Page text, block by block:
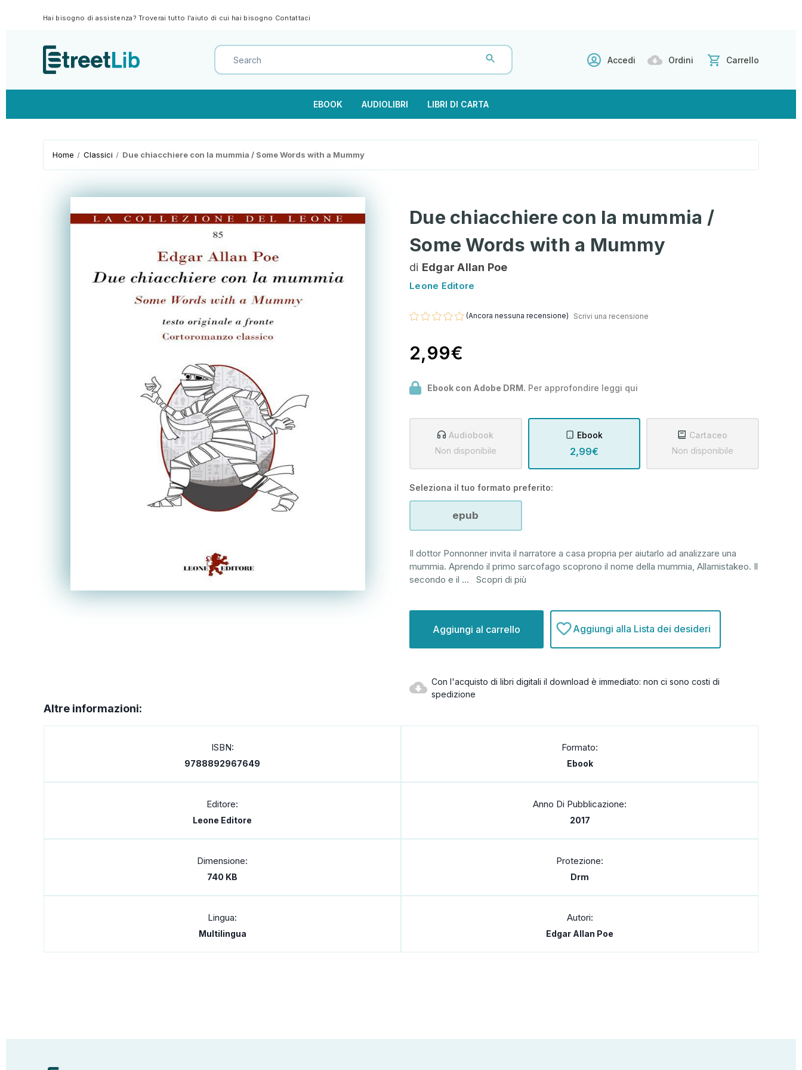
Hai bisogno di assistenza? Troverai tutto l'aiuto di cui hai bisogno Contattaci
Accedi Ordini Carrello
EBOOK AUDIOLIBRI LIBRI DI CARTA
Home Classici Due chiacchiere con la mummia / Some Words with a Mummy
Due chiacchiere con la mummia /
Some Words with a Mummy
di Edgar Allan Poe
Leone Editore
(Ancora nessuna recensione) Scrivi una recensione
2,99€
Ebook con Adobe DRM. Per approfondire leggi qui
Audiobook
Non disponibile
Ebook
2,99€
Cartaceo
Non disponibile
Seleziona il tuo formato preferito:
epub
Il dottor Ponnonner invita il narratore a casa propria per aiutarlo ad analizzare una
mummia. Aprendo il primo sarcofago scoprono il nome della mummia, Allamistakeo. Il
secondo e il ... Scopri di più
attuale:
Aggiungi alla Lista dei desideri
Con l'acquisto di libri digitali il download è immediato: non ci sono costi di
spedizione
Altre informazioni:
ISBN:
9788892967649
Formato:
Ebook
Editore:
Leone Editore
Anno Di Pubblicazione:
2017
Dimensione:
740 KB
Protezione:
Drm
Lingua:
Multilingua
Autori:
Edgar Allan Poe